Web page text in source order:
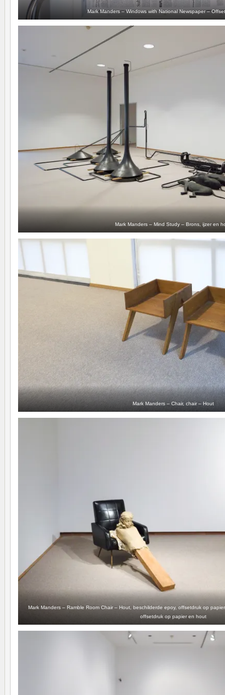
Mark Manders – Windows with National Newspaper –
Mark Manders – Mind Study – Brons, ijzer en
Mark Manders – Chair, chair – Hout
Mark Manders – Ramble Room Chair – Hout, beschilderde epoy, offsetdruk op
offsetdruk op papier en hout